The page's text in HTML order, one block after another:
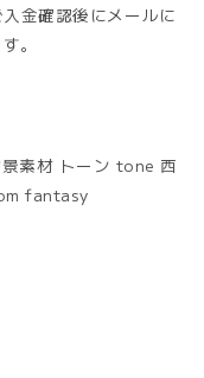
金確認後にメールに
。
素材 トーン tone 西
fantasy